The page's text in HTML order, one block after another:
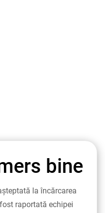
bine
la încărcarea
raportată echipei